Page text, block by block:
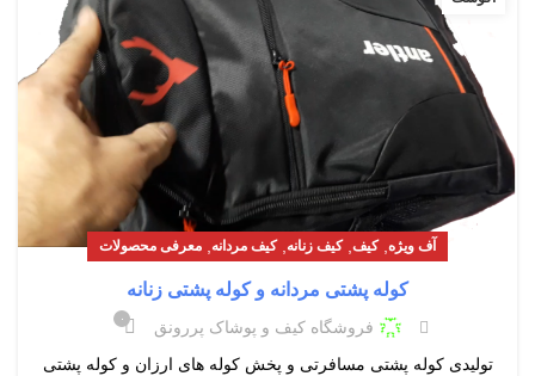
آف ویژه,کیف,کیف زنانه,کیف مردانه, معرفی محصولات
کوله پشتی مردانه و کوله پشتی زنانه
فروشگاه کیف و پوشاک پررونق ۰
تولیدی کوله پشتی مسافرتی و پخش کوله های ارزان و کوله پشتی